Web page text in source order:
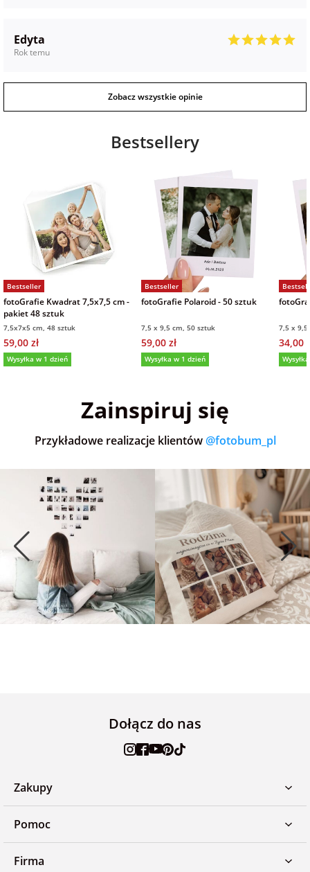
Edyta
Rok temu
Zobacz wszystkie opinie
Bestsellery
Bestseller
fotoGrafie Kwadrat 7,5x7,5 cm -
pakiet 48 sztuk
7,5x7x5 cm, 48 sztuk
59,00 zł
Wysyłka w 1 dzień
Bestseller
fotoGrafie Polaroid - 50 sztuk
7,5 x 9,5 cm, 50 sztuk
59,00 zł
Wysyłka w 1 dzień
7,5 x
34,00
Zainspiruj się
Przykładowe realizacje klientów @fotobum_pl
Dołącz do nas
Zakupy
Pomoc
Firma